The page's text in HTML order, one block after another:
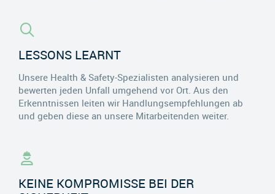
LESSONS LEARNT
Unsere Health & Safety-Spezialisten analysieren und
bewerten jeden Unfall umgehend vor Ort. Aus den
Erkenntnissen leiten wir Handlungsempfehlungen ab
und geben diese an unsere Mitarbeitenden weiter.
KEINE KOMPROMISSE BEI DER